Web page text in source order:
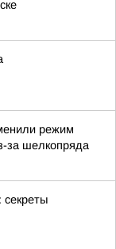
режим
за шелкопряда